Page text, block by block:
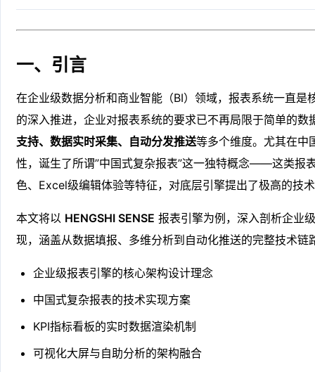
一、引言
在企业级数据分析和商业智能（BI）领域，报表系统一直是
的深入推进，企业对报表系统的要求已不再局限于简单的数
支持、数据实时采集、自动分发推送等多个维度。尤其在中
性，诞生了所谓”中国式复杂报表”这一独特概念——这类报
色、Excel级编辑体验等特征，对底层引擎提出了极高的技
本文将以 HENGSHI SENSE 报表引擎为例，深入剖析企业
现，涵盖从数据填报、多维分析到自动化推送的完整技术链
企业级报表引擎的核心架构设计理念
中国式复杂报表的技术实现方案
KPI指标看板的实时数据渲染机制
可视化大屏与自助分析的架构融合